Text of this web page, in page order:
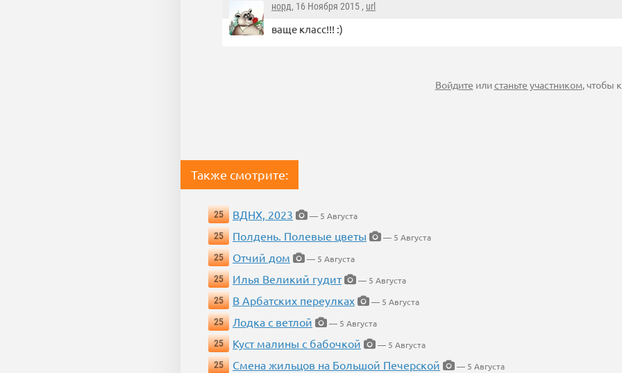
норд, 16 Ноября 2015 , url
ваще класс!!! :)
Войдите илистаньте участником, чтобы
Также смотрите:
25 ВДНХ, 2023
— 5 Августа
25
Полдень. Полевые цветы
— 5 Августа
25
Отчий дом
— 5 Августа
25
Илья Великий гудит
— 5 Августа
25
В Арбатских переулках
— 5 Августа
25
Лодка с ветлой
— 5 Августа
25
Куст малины с бабочкой
— 5 Августа
25
Смена жильцов на Большой Печерской
— 5 Августа